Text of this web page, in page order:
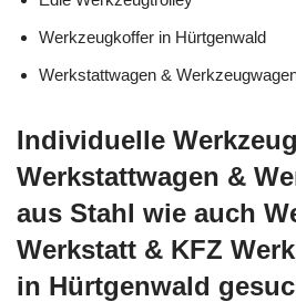
Werkzeugkoffer in Hürtgenwald
Werkstattwagen &
Individuelle
Werkstattwagen &
aus Stahl wie auch
Werkstatt & KFZ
in Hürtgenwald